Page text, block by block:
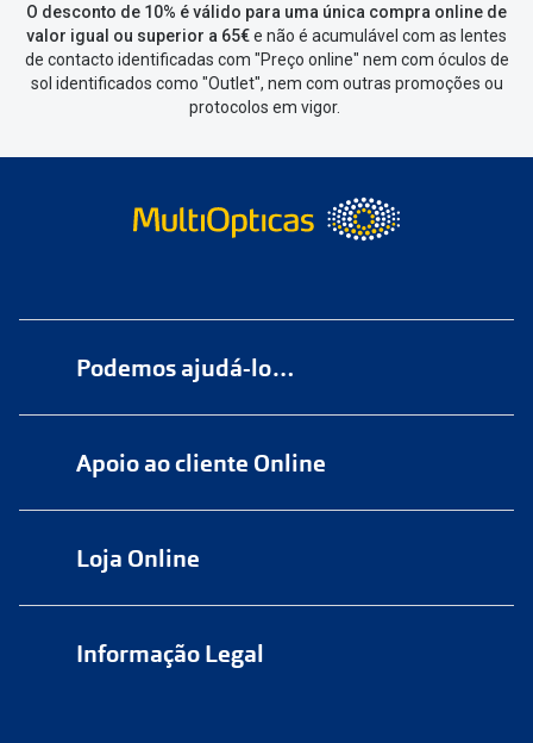
O desconto de 10% é válido para uma única compra online de
valor igual ou superior a 65€e não é acumulável com as lentes
de contacto identificadas com "Preço online" nem com óculos de
sol identificados como "Outlet", nem com outras promoções ou
protocolos em vigor.
Podemos ajudá-lo…
Apoio ao cliente Online
Loja Online
Informação Legal